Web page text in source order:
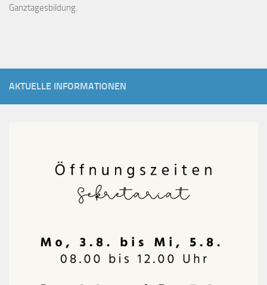
Ganztagesbildung.
AKTUELLE INFORMATIONEN